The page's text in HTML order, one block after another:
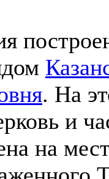
. На
и
на